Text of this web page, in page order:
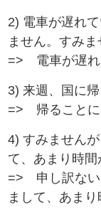
2) 電車が遅れ
ません。すみま
=> 電車が遅れ
3) 来週、国に
=> 帰ることに
4) すみません
て、あまり時間
=> 申し訳ない
まして、あま